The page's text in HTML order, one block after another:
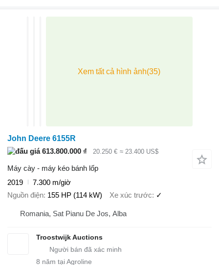
John Deere 6155R
613.800.000 ₫
20.250 € ≈ 23.400 US$
Máy cày - máy kéo bánh lốp
2019
7.300 m/giờ
Nguồn điện 155 HP (114 kW) Xe xúc trước ✓
Romania, Sat Pianu De Jos, Alba
Troostwijk Auctions
8 năm tại Agroline